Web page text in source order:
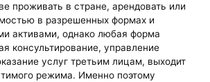
проживать в стране, арендовать или
в разрешенных формах и
активами, однако любая форма
консультирование, управление
услуг третьим лицам, выходит
режима. Именно поэтому